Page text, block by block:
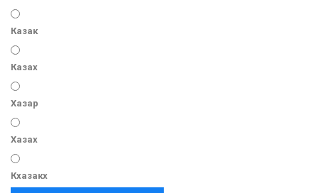
Казак
Казах
Хазар
Хазах
Кхазакх